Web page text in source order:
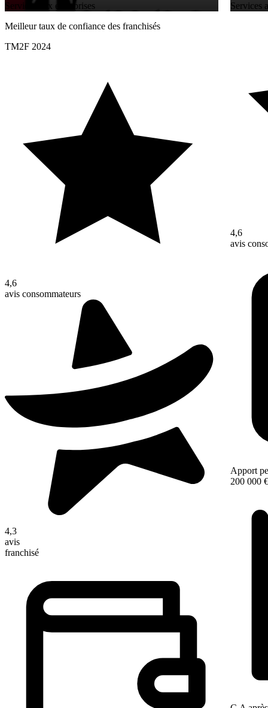
Services aux entreprises
Meilleur taux de confiance des franchisés
TM2F 2024
4,6
avis consommateurs
4,3
avis
franchisé
Services
4,6
avis
Apport
200 000 €